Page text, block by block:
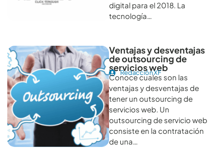
digital para el 2018. La
tecnología…
Ventajas y desventajas
de outsourcing de
servicios web
Redacción XF
Conoce cuales son las
ventajas y desventajas de
tener un outsourcing de
servicios web. Un
outsourcing de servicio web
consiste en la contratación
de una…